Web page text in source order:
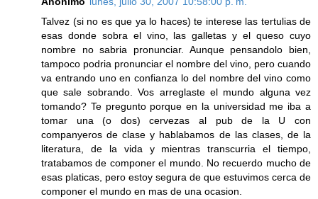
Talvez (si no es que ya lo haces) te interese las tertulias de
esas donde sobra el vino, las galletas y el queso cuyo
nombre no sabria pronunciar. Aunque pensandolo bien,
tampoco podria pronunciar el nombre del vino, pero cuando
va entrando uno en confianza lo del nombre del vino como
que sale sobrando. Vos arreglaste el mundo alguna vez
tomando? Te pregunto porque en la universidad me iba a
tomar una (o dos) cervezas al pub de la U con
companyeros de clase y hablabamos de las clases, de la
literatura, de la vida y mientras transcurria el tiempo,
tratabamos de componer el mundo. No recuerdo mucho de
esas platicas, pero estoy segura de que estuvimos cerca de
componer el mundo en mas de una ocasion.